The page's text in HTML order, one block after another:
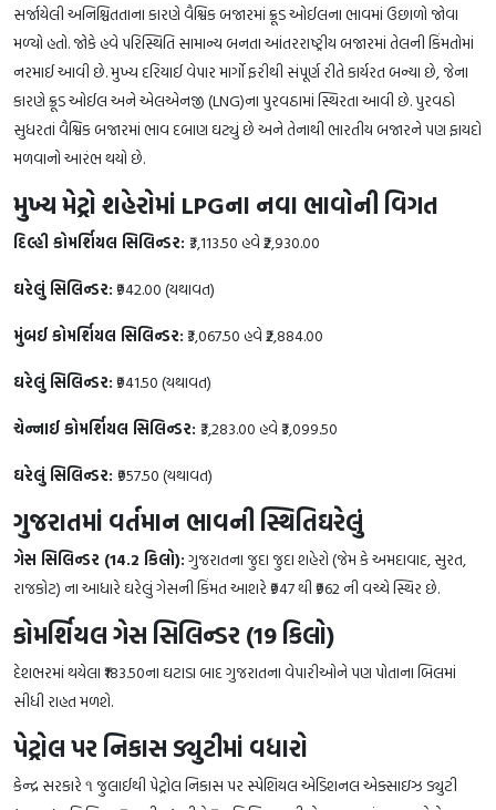
સર્જાયેલી અનિશ્ચિતતાના કારણે વૈશ્વિક બજારમાં ક્રૂડ ઓઈલના ભાવમાં ઉછાળો જોવા
મળ્યો હતો. જોકે હવે પરિસ્થિતિ સામાન્ય બનતા આંતરરાષ્ટ્રીય બજારમાં તેલની કિંમતોમાં
નરમાઈ આવી છે. મુખ્ય દરિયાઈ વેપાર માર્ગો ફરીથી સંપૂર્ણ રીતે કાર્યરત બન્યા છે, જેના
કારણે ક્રૂડ ઓઈલ અને એલએનજી (LNG)ના પુરવઠામાં સ્થિરતા આવી છે. પુરવઠો
સુધરતાં વૈશ્વિક બજારમાં ભાવ દબાણ ઘટ્યું છે અને તેનાથી ભારતીય બજારને પણ ફાયદો
મળવાનો આરંભ થયો છે.
મુખ્ય મેટ્રો શહેરોમાં LPGના નવા ભાવોની વિગત
દિલ્હી કોમર્શિયલ સિલિન્ડર: ₹3,113.50 હવે ₹2,930.00
ઘરેલું સિલિન્ડર:₹942.00 (યથાવત)
મુંબઈ કોમર્શિયલ સિલિન્ડર: ₹3,067.50 હવે ₹2,884.00
ઘરેલું સિલિન્ડર:₹941.50 (યથાવત)
ચેન્નાઈ કોમર્શિયલ સિલિન્ડર: ₹3,283.00 હવે ₹3,099.50
ઘરેલું સિલિન્ડર: ₹957.50 (યથાવત)
ગુજરાતમાં વર્તમાન ભાવની સ્થિતિઘરેલું
ગેસ સિલિન્ડર (14.2 કિલો):ગુજરાતના જુદા જુદા શહેરો (જેમ કે અમદાવાદ, સુરત,
રાજકોટ) ના આધારે ઘરેલું ગેસની કિંમત આશરે ₹947 થી ₹962 ની વચ્ચે સ્થિર છે.
કોમર્શિયલ ગેસ સિલિન્ડર (19 કિલો)
દેશભરમાં થયેલા ₹183.50ના ઘટાડા બાદ ગુજરાતના વેપારીઓને પણ પોતાના બિલમાં
સીધી રાહત મળશે.
પેટ્રોલ પર નિકાસ ડ્યુટીમાં વધારો
કેન્દ્ર સરકારે ૧ જુલાઈથી પેટ્રોલ નિકાસ પર સ્પેશિયલ એડિશનલ એક્સાઇઝ ડ્યુટી